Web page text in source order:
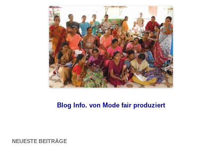
Blog Info. von Mode fair produziert
NEUESTE BEITRÄGE